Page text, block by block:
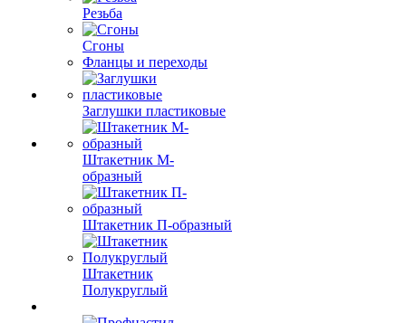
Резьба
Сгоны
Фланцы и переходы
Заглушки пластиковые
Штакетник М-
образный
Штакетник П-образный
Штакетник
Полукруглый